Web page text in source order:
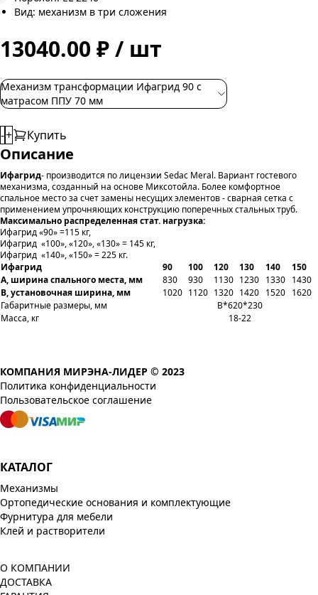
Вид: механизм в три сложения
13040.00 ₽ / шт
Механизм трансформации Ифагрид 90 с
матрасом ППУ 70 мм
-+ Купить
Описание
Ифагрид- производится по лицензии Sedac Meral. Вариант гостевого
механизма, созданный на основе Миксотойла. Более комфортное
спальное место за счет замены несущих элементов - сварная сетка с
применением упрочняющих конструкцию поперечных стальных труб.
Максимально распределенная стат. нагрузка:
Ифагрид «90» =115 кг,
Ифагрид «100», «120», «130» = 145 кг,
Ифагрид «140», «150» = 225 кг.
Ифагрид
90 100 120 130 140
150
А, ширина спального места, мм
830 930 1130 1230 1330 1430
В, установочная ширина, мм
1020 1120 1320 1420 1520 1620
Габаритные размеры, мм
B*620*230
Масса, кг
18-22
КОМПАНИЯ МИРЭНА-ЛИДЕР © 2023
Политика конфиденциальности
Пользовательское соглашение
КАТАЛОГ
Механизмы
Ортопедические основания и комплектующие
Фурнитура для мебели
Клей и растворители
О КОМПАНИИ
ДОСТАВКА